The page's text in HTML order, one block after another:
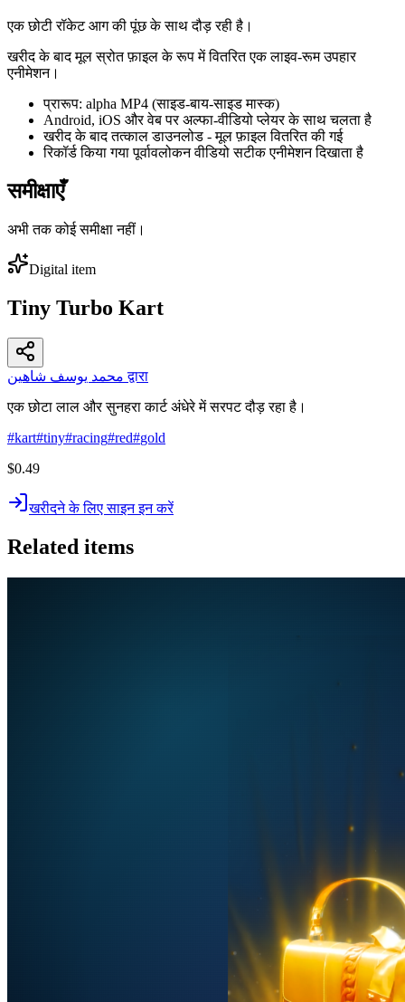
एक छोटी रॉकेट आग की पूंछ के साथ दौड़ रही है।
खरीद के बाद मूल स्रोत फ़ाइल के रूप में वितरित एक लाइव-रूम उपहार
एनीमेशन।
प्रारूप: alpha MP4 (साइड-बाय-साइड मास्क)
Android, iOS और वेब पर अल्फा-वीडियो प्लेयर के साथ चलता है
खरीद के बाद तत्काल डाउनलोड - मूल फ़ाइल वितरित की गई
रिकॉर्ड किया गया पूर्वावलोकन वीडियो सटीक एनीमेशन दिखाता है
समीक्षाएँ
अभी तक कोई समीक्षा नहीं।
Digital item
Tiny Turbo Kart
محمد يوسف شاهين द्वारा
एक छोटा लाल और सुनहरा कार्ट अंधेरे में सरपट दौड़ रहा है।
#kart#tiny#racing#red#gold
$0.49
खरीदने के लिए साइन इन करें
Related items